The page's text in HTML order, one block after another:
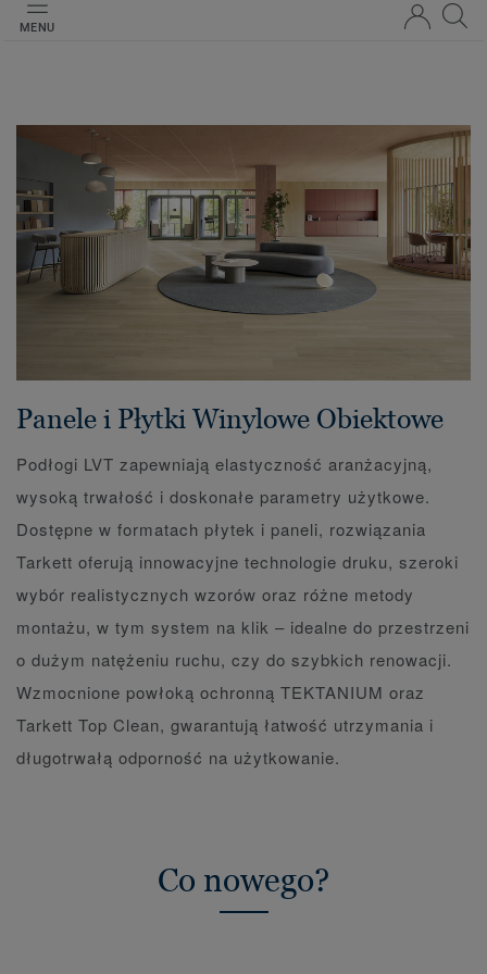
MENU
Panele i Płytki Winylowe Obiektowe
Podłogi LVT zapewniają elastyczność aranżacyjną,
wysoką trwałość i doskonałe parametry użytkowe.
Dostępne w formatach płytek i paneli, rozwiązania
Tarkett oferują innowacyjne technologie druku, szeroki
wybór realistycznych wzorów oraz różne metody
montażu, w tym system na klik – idealne do przestrzeni
o dużym natężeniu ruchu, czy do szybkich renowacji.
Wzmocnione powłoką ochronną TEKTANIUM oraz
Tarkett Top Clean, gwarantują łatwość utrzymania i
długotrwałą odporność na użytkowanie.
Co nowego?